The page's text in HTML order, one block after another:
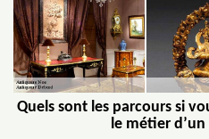
Quels sont les parcours si
le métier